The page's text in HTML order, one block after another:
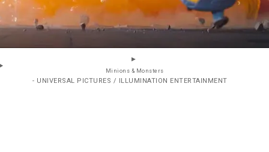
Minions & Monsters
- UNIVERSAL PICTURES / ILLUMINATION ENTERTAINMENT